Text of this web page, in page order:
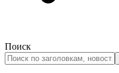
Поиск